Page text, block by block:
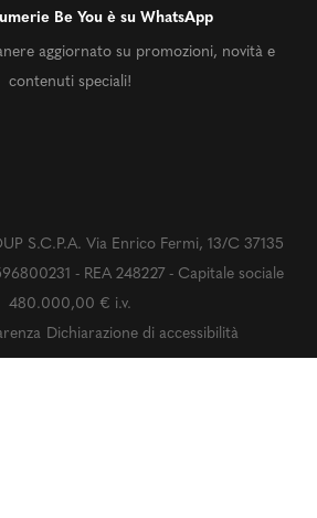
Be You è su WhatsApp
aggiornato su promozioni, novità e
contenuti speciali!
S.C.P.A. Via Enrico Fermi, 13/C 37135
- REA 248227 - Capitale sociale
480.000,00 € i.v.
Dichiarazione di accessibilità